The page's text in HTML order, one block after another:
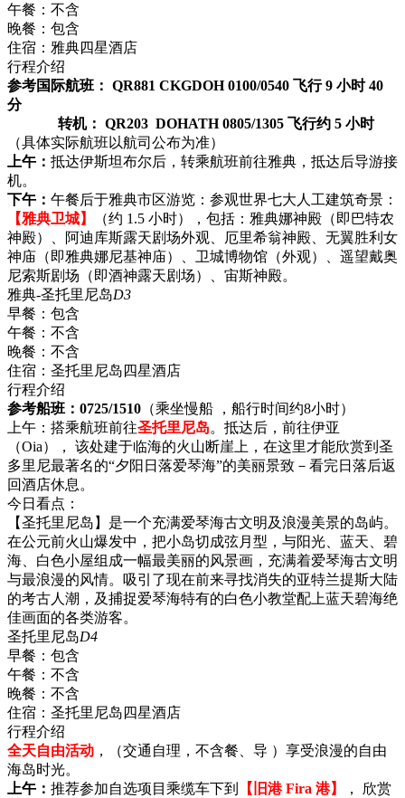
午餐： 不含
晚餐： 包含
住宿： 雅典四星酒店
行程介绍
参考国际航班： QR881 CKGDOH 0100/0540 飞行 9 小时 40
分
转机： QR203 DOHATH 0805/1305 飞行约 5 小时
（具体实际航班以航司公布为准）
上午： 抵达伊斯坦布尔后，转乘航班前往雅典，抵达后导游接
机。
下午： 午餐后于雅典市区游览：参观世界七大人工建筑奇景：
【雅典卫城】
（约 1.5 小时），包括：雅典娜神殿（即巴特农
神殿）、阿迪库斯露天剧场外观、厄里希翁神殿、无翼胜利女
神庙（即雅典娜尼基神庙）、卫城博物馆（外观）、遥望戴奥
尼索斯剧场（即酒神露天剧场）、宙斯神殿。
雅典-圣托里尼岛D3
早餐： 包含
午餐： 不含
晚餐： 不含
住宿： 圣托里尼岛四星酒店
行程介绍
参考船班：0725/1510 （乘坐慢船 ，船行时间约8小时）
上午：搭乘航班前往圣托里尼岛。抵达后，前往伊亚
（Oia）， 该处建于临海的火山断崖上，在这里才能欣赏到圣
多里尼最著名的“夕阳日落爱琴海”的美丽景致－看完日落后返
回酒店休息。
今日看点：
【圣托里尼岛】是一个充满爱琴海古文明及浪漫美景的岛屿。
在公元前火山爆发中，把小岛切成弦月型，与阳光、蓝天、碧
海、白色小屋组成一幅最美丽的风景画，充满着爱琴海古文明
与最浪漫的风情。吸引了现在前来寻找消失的亚特兰提斯大陆
的考古人潮，及捕捉爱琴海特有的白色小教堂配上蓝天碧海绝
佳画面的各类游客。
圣托里尼岛D4
早餐： 包含
午餐： 不含
晚餐： 不含
住宿： 圣托里尼岛四星酒店
行程介绍
全天自由活动 ，（交通自理，不含餐、导 ）享受浪漫的自由
海岛时光。
上午： 推荐参加自选项目乘缆车下到 【旧港 Fira 港】
， 欣赏